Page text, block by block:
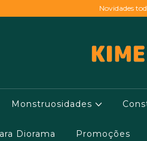
Novidades
Monstruosidades
Diorama Promoções